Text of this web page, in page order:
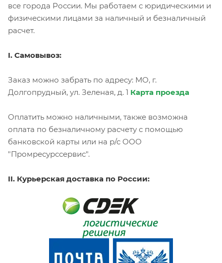
все города России. Мы работаем с юридическими и
физическими лицами за наличный и безналичный
расчет.
I. Самовывоз:
Заказ можно забрать по адресу: МО, г.
Долгопрудный, ул. Зеленая, д. 1 Карта проезда
Оплатить можно наличными, также возможна
оплата по безналичному расчету с помощью
банковской карты или на р/с ООО
"Промресурссервис".
II. Курьерская доставка по России: